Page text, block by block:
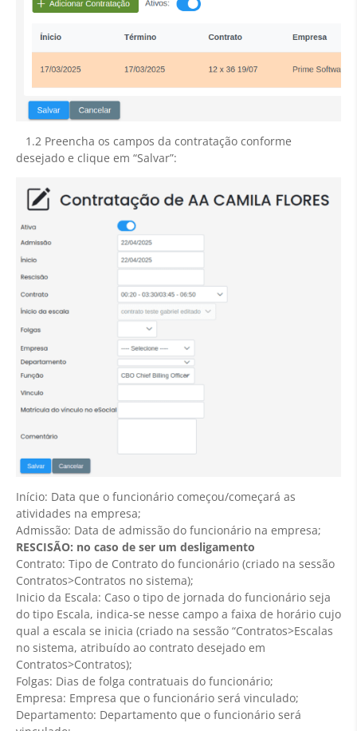
1.2 Preencha os campos da contratação conforme
desejado e clique em “Salvar”:
Início: Data que o funcionário começou/começará as
atividades na empresa;
Admissão: Data de admissão do funcionário na empresa;
RESCISÃO: no caso de ser um desligamento
Contrato: Tipo de Contrato do funcionário (criado na sessão
Contratos>Contratos no sistema);
Inicio da Escala: Caso o tipo de jornada do funcionário seja
do tipo Escala, indica-se nesse campo a faixa de horário cujo
qual a escala se inicia (criado na sessão “Contratos>Escalas
no sistema, atribuído ao contrato desejado em
Contratos>Contratos);
Folgas: Dias de folga contratuais do funcionário;
Empresa: Empresa que o funcionário será vinculado;
Departamento: Departamento que o funcionário será